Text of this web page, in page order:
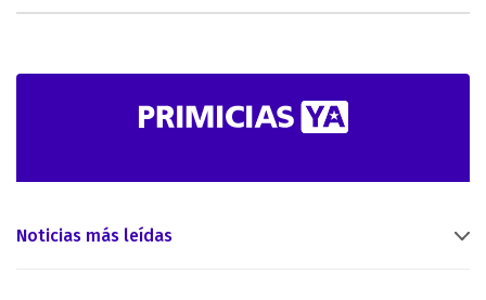
Noticias más leídas